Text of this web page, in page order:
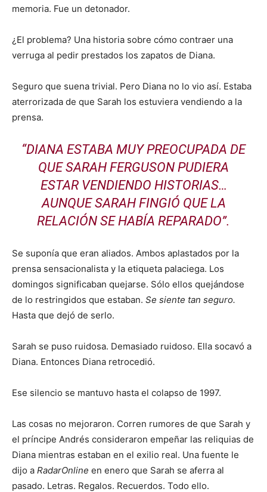
memoria. Fue un detonador.
¿El problema? Una historia sobre cómo contraer una
verruga al pedir prestados los zapatos de Diana.
Seguro que suena trivial. Pero Diana no lo vio así. Estaba
aterrorizada de que Sarah los estuviera vendiendo a la
prensa.
“DIANA ESTABA MUY PREOCUPADA DE
QUE SARAH FERGUSON PUDIERA
ESTAR VENDIENDO HISTORIAS…
AUNQUE SARAH FINGIÓ QUE LA
RELACIÓN SE HABÍA REPARADO”.
Se suponía que eran aliados. Ambos aplastados por la
prensa sensacionalista y la etiqueta palaciega. Los
domingos significaban quejarse. Sólo ellos quejándose
de lo restringidos que estaban. Se siente tan seguro.
Hasta que dejó de serlo.
Sarah se puso ruidosa. Demasiado ruidoso. Ella socavó a
Diana. Entonces Diana retrocedió.
Ese silencio se mantuvo hasta el colapso de 1997.
Las cosas no mejoraron. Corren rumores de que Sarah y
el príncipe Andrés consideraron empeñar las reliquias de
Diana mientras estaban en el exilio real. Una fuente le
dijo a RadarOnline en enero que Sarah se aferra al
pasado. Letras. Regalos. Recuerdos. Todo ello.